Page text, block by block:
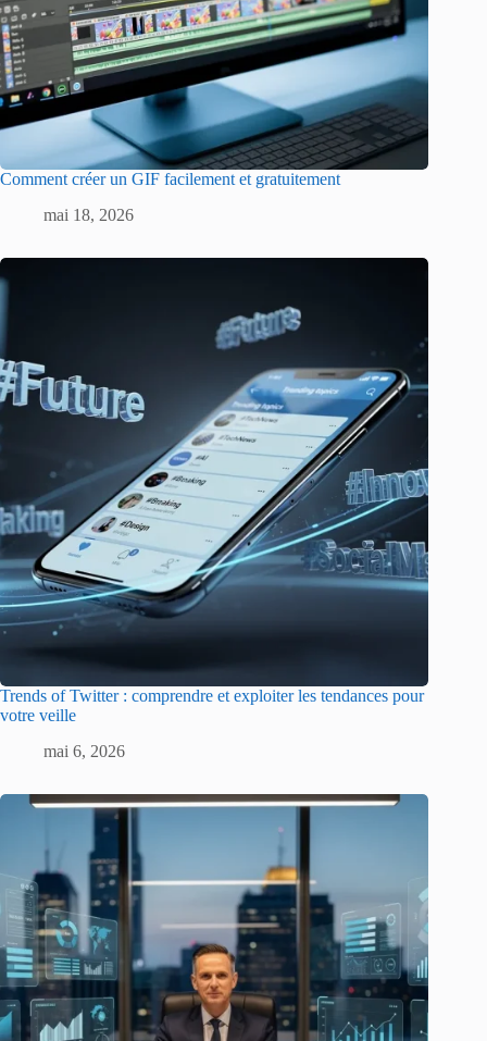
Comment créer un GIF facilement et gratuitement
mai 18, 2026
Trends of Twitter : comprendre et exploiter les tendances pour
votre veille
mai 6, 2026